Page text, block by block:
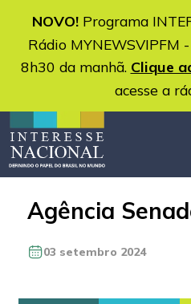
NOVO!Programa
Rádio MYNEWSVIPFM
8h30 da manhã. Clique
acesse a
Agência
03 setembro 2024